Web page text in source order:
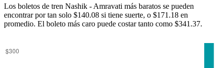
Los boletos de tren Nashik - Amravati más baratos se pueden
encontrar por tan solo $140.08 si tiene suerte, o $171.18 en
promedio. El boleto más caro puede costar tanto como $341.37.